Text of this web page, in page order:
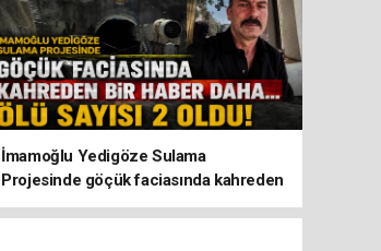
İmamoğlu Yedigöze Sulama
Projesinde göçük faciasında kahreden
bir haber daha... Ölü sayısı 2 oldu!